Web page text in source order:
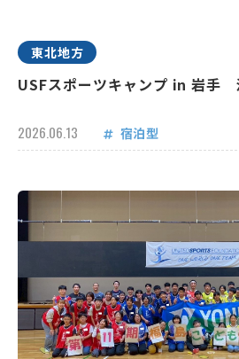
東北地方
USFスポーツキャンプ in 岩手
2026.06.13 宿泊型